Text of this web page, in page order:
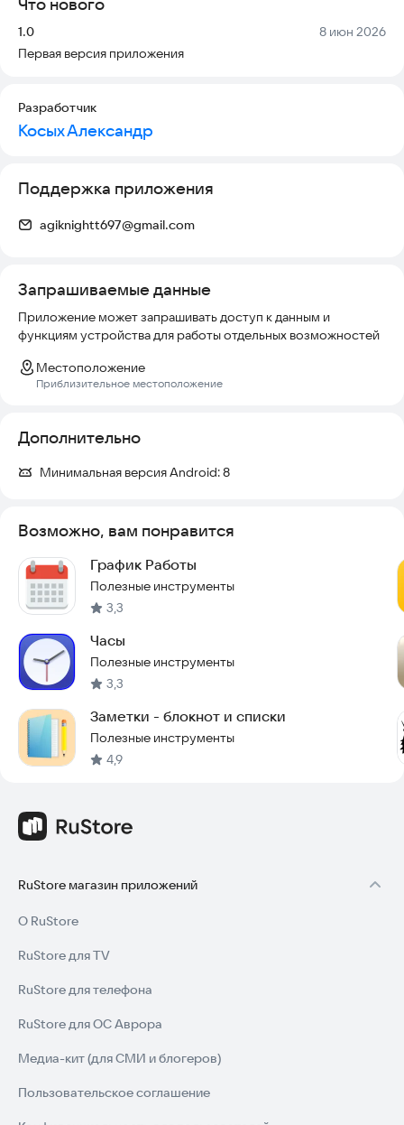
Версия:
1.0 Дата:
8 июн 2026
Первая версия приложения
Разработчик
Косых Александр
Поддержка приложения
agiknightt697@gmail.com
Запрашиваемые данные
Приложение может запрашивать доступ к данным и
функциям устройства для работы отдельных возможностей
Местоположение
Приблизительное местоположение
Дополнительно
Минимальная версия Android:8
Возможно, вам понравится
График Работы
Полезные инструменты
3,3
Часы
Полезные инструменты
3,3
Заметки - блокнот и списки
Полезные инструменты
4,9
RuStore магазин приложений
О RuStore
RuStore для TV
RuStore для телефона
RuStore для ОС Аврора
Медиа-кит (для СМИ и блогеров)
Пользовательское соглашение